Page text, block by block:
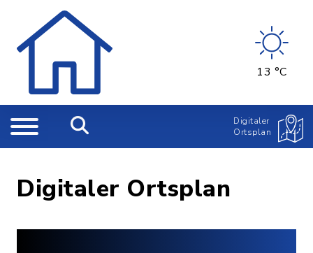
13 °C
Digitaler
Ortsplan
Digitaler Ortsplan